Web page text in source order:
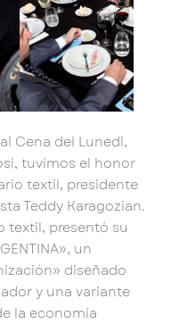
Cena del Lunedi,
tuvimos el honor
textil, presidente
Teddy Karagozian.
textil, presentó su
un
diseñado
y una variante
la economía